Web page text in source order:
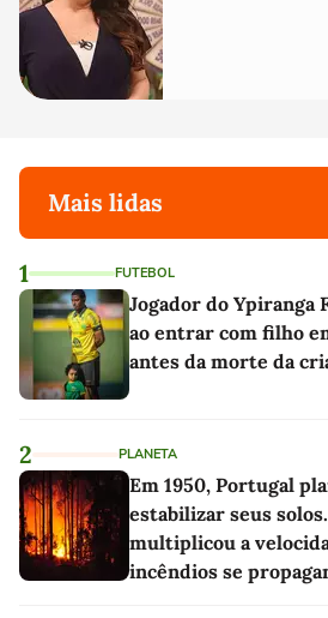
Mais lidas
1 FUTEBOL
Jogador do Ypiranga
ao entrar com filho
antes da morte da
2 PLANETA
Em 1950, Portugal
estabilizar seus
multiplicou a
incêndios se